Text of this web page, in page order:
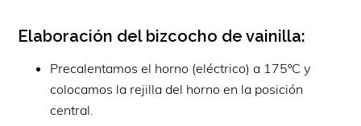
Elaboración del bizcocho de vainilla:
Precalentamos el horno (eléctrico) a 175ºC y
colocamos la rejilla del horno en la posición
central.